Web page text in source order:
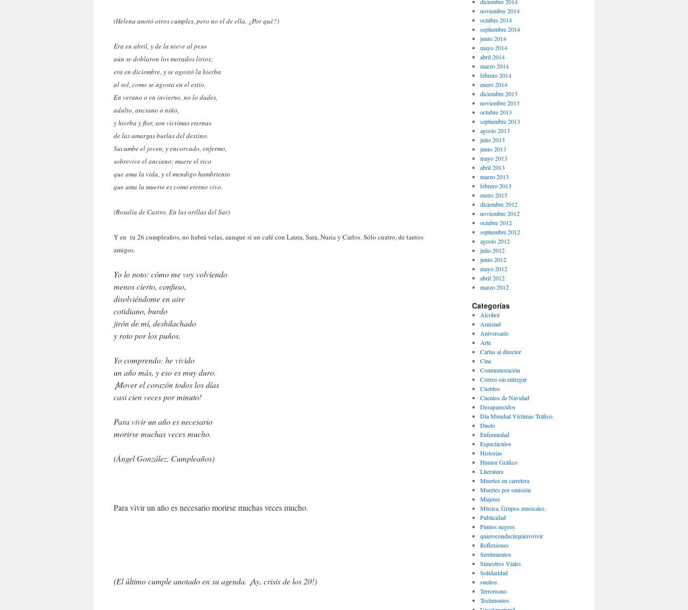
(Helena anotó otros cumples, pero no el de ella. ¿Por qué?)
Era en abril, y de la nieve al peso
aún se doblaron los morados lirios;
era en diciembre, y se agostó la hierba
al sol, como se agosta en el estío.
En verano o en invierno, no lo dudes,
adulto, anciano o niño,
y hierba y flor, son víctimas eternas
de las amargas burlas del destino.
Sucumbe el joven, y encorvado, enfermo,
sobrevive el anciano; muere el rico
que ama la vida, y el mendigo hambriento
que ama la muerte es como eterno vivo.
(Rosalía de Castro. En las orillas del Sar)
Y en tu 26 cumpleaños, no habrá velas, aunque sí un café con Laura, Sara, Nuria y Carlos. Sólo cuatro, de tantos
amigos.
Yo lo noto: cómo me voy volviendo
menos cierto, confuso,
disolviéndome en aire
cotidiano, burdo
jirón de mí, deshilachado
y roto por los puños.
Yo comprendo: he vivido
un año más, y eso es muy duro.
¡Mover el corazón todos los días
casi cien veces por minuto!
Para vivir un año es necesario
morirse muchas veces mucho.
(Ángel González. Cumpleaños)
Para vivir un año es necesario morirse muchas veces mucho.
(El último cumple anotado en su agenda. ¡Ay, crisis de los 20!)
noviembre 2014
octubre 2014
septiembre 2014
junio 2014
mayo 2014
abril 2014
marzo 2014
febrero 2014
enero 2014
diciembre 2013
noviembre 2013
octubre 2013
septiembre 2013
agosto 2013
julio 2013
junio 2013
mayo 2013
abril 2013
marzo 2013
febrero 2013
enero 2013
diciembre 2012
noviembre 2012
octubre 2012
septiembre 2012
agosto 2012
julio 2012
junio 2012
mayo 2012
abril 2012
marzo 2012
Categorías
Alcohol
Amistad
Aniversario
Arte
Cartas al director
Cine
Conmemoración
Correo sin entregar
Cuentos
Cuentos de Navidad
Desaparecidos
Día Mundial Víctimas Tráfico.
Duelo
Enfermedad
Espectáculos
Historias
Humor Gráfico
Literatura
Muertes en carretera
Muertes por omisión
Mujeres
Música, Grupos musicales.
Publicidad
Puntos negros
quieroconducirquierovivir
Reflexiones
Sentimientos
Siniestros Viales
Solidaridad
sueños
Terrorismo
Testimonios